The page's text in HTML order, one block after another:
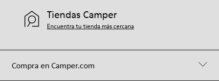
Compra en Camper.com
Tiendas Camper
Encuentra tu tienda más cercana